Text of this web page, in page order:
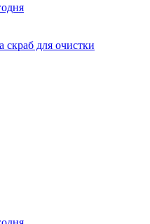
скраб для очистки